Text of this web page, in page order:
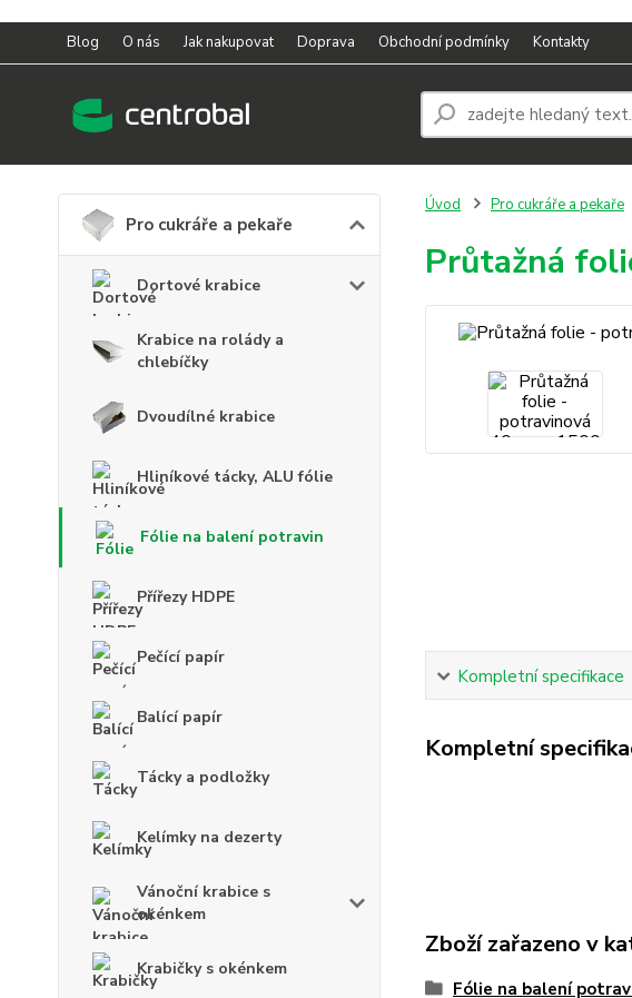
Blog O nás Jak nakupovat Doprava Obchodní podmínky Kontakty
Pro cukráře a pekaře
Dortové krabice
Krabice na rolády a
chlebíčky
Dvoudílné krabice
Hliníkové tácky, ALU fólie
Fólie na balení potravin
Přířezy HDPE
Pečící papír
Balící papír
Tácky a podložky
Kelímky na dezerty
Vánoční krabice s
okénkem
Krabičky s okénkem
Úvod Pro cukráře a pekaře
Průtažná
Kompletní specifikace
Kompletní
Zboží zařazeno v
Fólie na balení